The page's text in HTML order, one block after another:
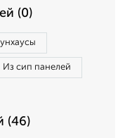
(0)
Из сип панелей
(46)